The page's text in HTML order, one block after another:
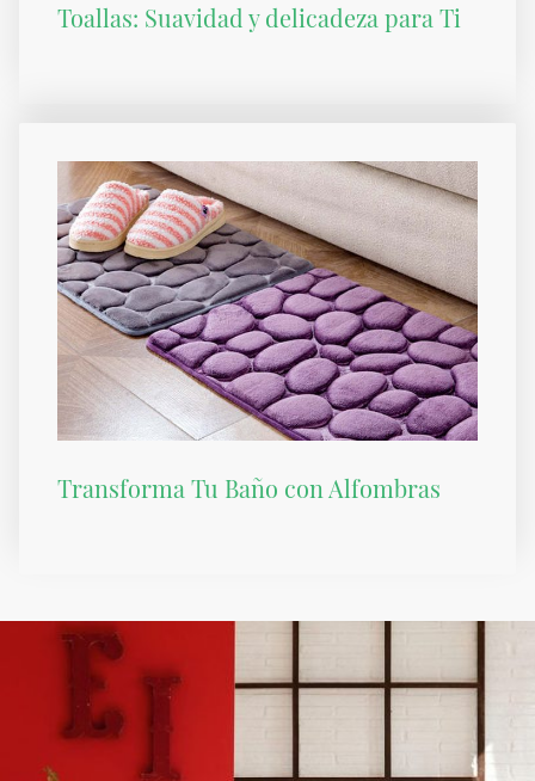
Toallas: Suavidad y delicadeza para Ti
Transforma Tu Baño con Alfombras